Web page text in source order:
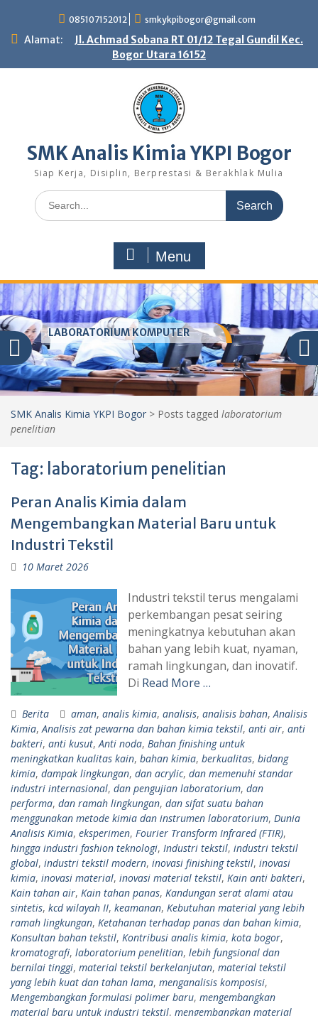
content
085107152012 smkykpibogor@gmail.com
Alamat:
Jl. Achmad Sobana RT 01/12 Tegal Gundil Kec.
Bogor Utara 16152
SMK Analis Kimia YKPI Bogor
Siap Kerja, Disiplin, Berprestasi & Berakhlak Mulia
Search
for:
Menu
LABORATORIUM KOMPUTER
SMK Analis Kimia YKPI Bogor > Posts tagged laboratorium
penelitian
Tag: laboratorium penelitian
Peran Analis Kimia dalam
Mengembangkan Material Baru untuk
Industri Tekstil
10 Maret 2026
Industri tekstil terus mengalami
perkembangan pesat seiring
meningkatnya kebutuhan akan
bahan yang lebih kuat, nyaman,
ramah lingkungan, dan inovatif.
Di Read More …
Berita aman, analis kimia, analisis, analisis bahan, Analisis
Kimia, Analisis zat pewarna dan bahan kimia tekstil, anti air, anti
bakteri, anti kusut, Anti noda, Bahan finishing untuk
meningkatkan kualitas kain, bahan kimia, berkualitas, bidang
kimia, dampak lingkungan, dan acrylic, dan memenuhi standar
industri internasional, dan pengujian laboratorium, dan
performa, dan ramah lingkungan, dan sifat suatu bahan
menggunakan metode kimia dan instrumen laboratorium, Dunia
Analisis Kimia, eksperimen, Fourier Transform Infrared (FTIR),
hingga industri fashion teknologi, Industri tekstil, industri tekstil
global, industri tekstil modern, inovasi finishing tekstil, inovasi
kimia, inovasi material, inovasi material tekstil, Kain anti bakteri,
Kain tahan air, Kain tahan panas, Kandungan serat alami atau
sintetis, kcd wilayah II, keamanan, Kebutuhan material yang lebih
ramah lingkungan, Ketahanan terhadap panas dan bahan kimia,
Konsultan bahan tekstil, Kontribusi analis kimia, kota bogor,
kromatografi, laboratorium penelitian, lebih fungsional dan
bernilai tinggi, material tekstil berkelanjutan, material tekstil
yang lebih kuat dan tahan lama, menganalisis komposisi,
Mengembangkan formulasi polimer baru, mengembangkan
material baru untuk industri tekstil, mengembangkan material